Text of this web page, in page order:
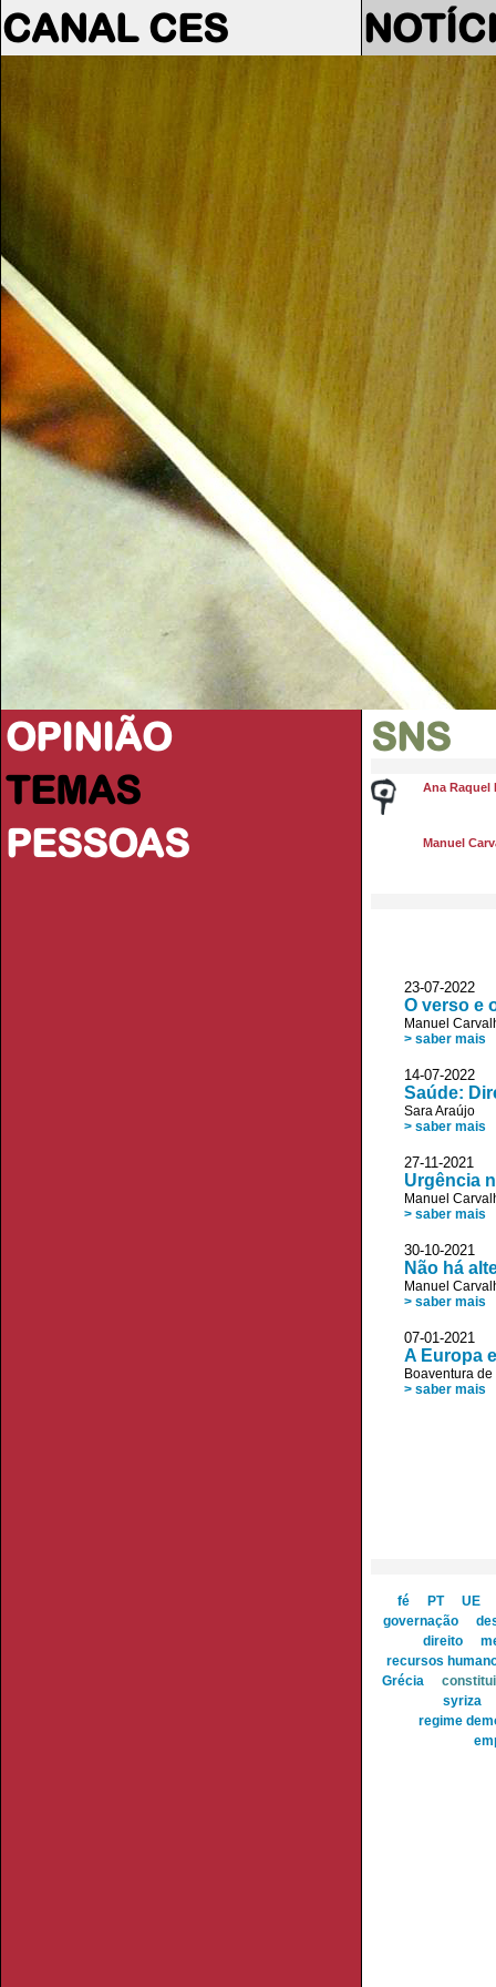
CANAL CES
OPINIÃO
TEMAS
PESSOAS
SNS
Ana Raquel
Manuel
23-07-2022
O verso e
Manuel
> saber mais
14-07-2022
Saúde:
Sara Araújo
> saber mais
27-11-2021
Urgência
Manuel
> saber mais
30-10-2021
Não há
Manuel
> saber mais
07-01-
A Europa
Boaventura
> saber mais
fé PT
UE
governação
direito
recursos
Grécia
syriza
regime